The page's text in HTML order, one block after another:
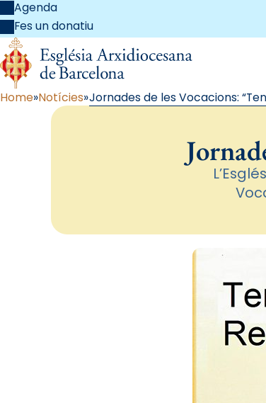
Agenda
Fes un donatiu
Home Notícies Jornades de les Vocacions: